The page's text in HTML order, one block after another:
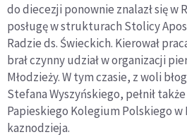
do diecezji ponownie znalazł się w
posługę w strukturach Stolicy
Radzie ds. Świeckich. Kierował
brał czynny udział w organizacji
Młodzieży. W tym czasie, z woli
Stefana Wyszyńskiego, pełnił
Papieskiego Kolegium Polskiego w
kaznodzieja.